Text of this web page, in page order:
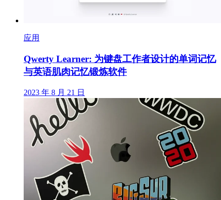
应用
Qwerty Learner: 为键盘工作者设计的单词记忆
与英语肌肉记忆锻炼软件
2023 年 8 月 21 日